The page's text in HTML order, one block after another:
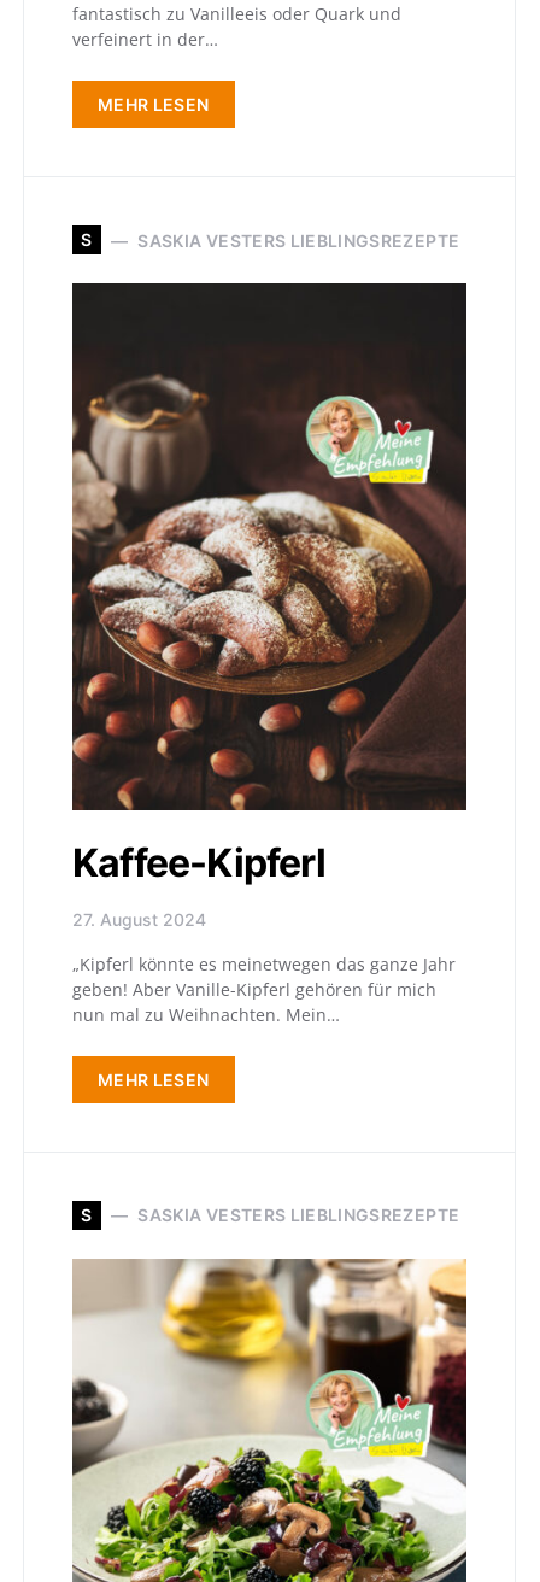
fantastisch zu Vanilleeis oder Quark und
verfeinert in der…
MEHR LESEN
S SASKIA VESTERS LIEBLINGSREZEPTE
Kaffee-Kipferl
27. August 2024
„Kipferl könnte es meinetwegen das ganze Jahr
geben! Aber Vanille-Kipferl gehören für mich
nun mal zu Weihnachten. Mein…
MEHR LESEN
S SASKIA VESTERS LIEBLINGSREZEPTE